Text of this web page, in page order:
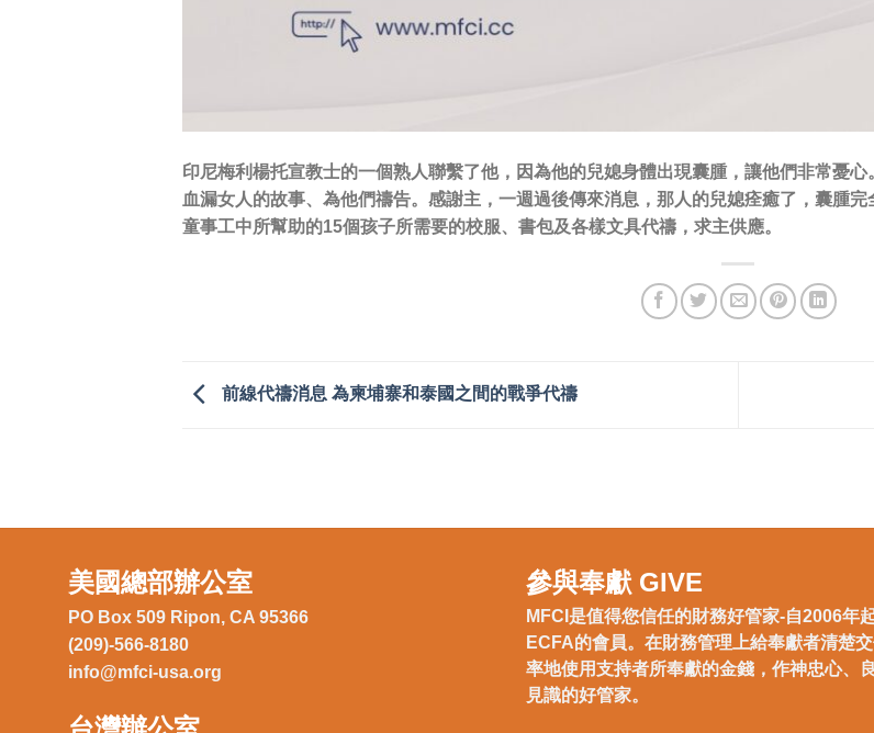
印尼梅利楊托宣教士的一個熟人聯繫了他，因為他的兒媳身體出現囊腫，讓他們非常憂
血漏女人的故事、為他們禱告。感謝主，一週過後傳來消息，那人的兒媳痊癒了，囊腫
童事工中所幫助的15個孩子所需要的校服、書包及各樣文具代禱，求主供應。
前線代禱消息 為柬埔寨和泰國之間的戰爭代禱
美國總部辦公室
PO Box 509 Ripon, CA 95366
(209)-566-8180
info@mfci-usa.org
參與奉獻 GIVE
MFCI是值得您信任的財務好管家-自2006年
ECFA的會員。在財務管理上給奉獻者清楚
率地使用支持者所奉獻的金錢，作神忠心、
見識的好管家。